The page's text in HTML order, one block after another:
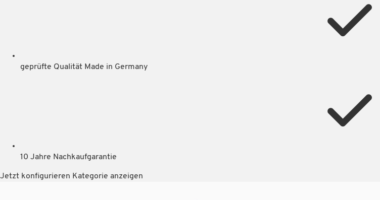
geprüfte Qualität Made in Germany
10 Jahre Nachkaufgarantie
Jetzt konfigurieren Kategorie anzeigen